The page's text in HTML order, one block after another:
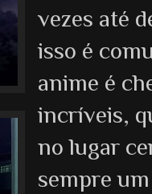
vezes até
isso é
anime é
incríveis,
no lugar
sempre